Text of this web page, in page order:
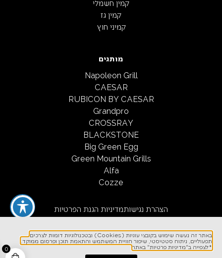
0
קמין חשמלי
קמין גז
קמיני חוץ
מותגים
Napoleon Grill
CAESAR
RUBICON BY CAESAR
Grandpro
CROSSRAY
BLACKSTONE
Big Green Egg
Green Mountain Grills
Alfa
Cozze
הצהרת נגישותמדיניות הגנת הפרטיות
באתר זה נעשה שימוש בקובצי עוגיות (Cookies) ובטכנולוגיות דומות לצרכים
תפעוליים, ניתוח סטטיסטי, שיפור חוויית המשתמש והתאמת תוכן ופרסום ממוקד.
*לצפייה ב"מדיניות פרטיות" באתר